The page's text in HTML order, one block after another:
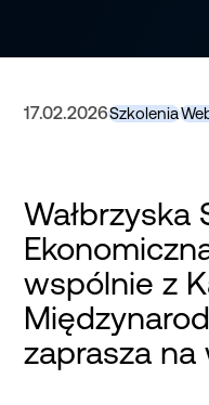
17.02.2026Szkolenia
Wałbrzyska
wspólnie z
zaprasza